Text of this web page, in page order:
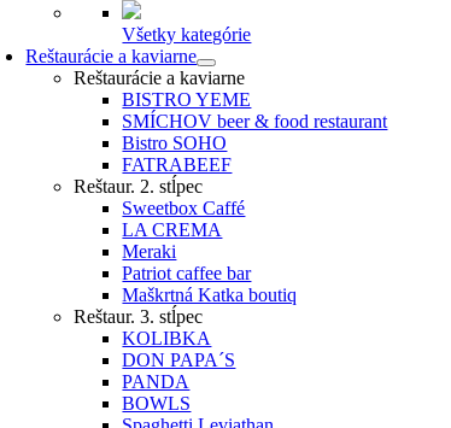
Všetky kategórie
Reštaurácie a kaviarne
Reštaurácie a kaviarne
BISTRO YEME
SMÍCHOV beer & food restaurant
Bistro SOHO
FATRABEEF
Reštaur. 2. stĺpec
Sweetbox Caffé
LA CREMA
Meraki
Patriot caffee bar
Maškrtná Katka boutiq
Reštaur. 3. stĺpec
KOLIBKA
DON PAPA´S
PANDA
BOWLS